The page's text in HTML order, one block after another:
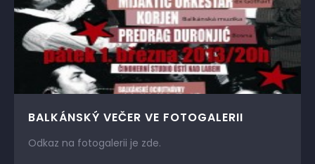
BALKÁNSKÝ VEČER VE FOTOGALERII
Odkaz na fotogalerii je zde.